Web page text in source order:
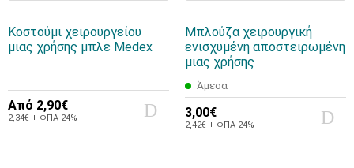
Κοστούμι χειρουργείου
μιας χρήσης μπλε Medex
Από 2,90€
2,34€ + ΦΠΑ 24%
Μπλούζα χειρουργική
ενισχυμένη αποστειρωμένη
μιας χρήσης
Άμεσα
3,00€
2,42€ + ΦΠΑ 24%